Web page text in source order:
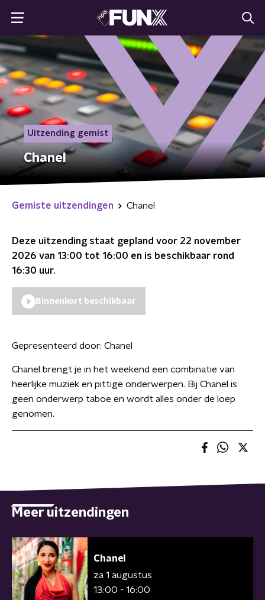
Uitzending gemist
Chanel
Gemiste uitzendingen Chanel
Deze uitzending staat gepland voor 22 november
2026 van 13:00 tot 16:00 en is beschikbaar rond
16:30 uur.
Binnenkort beschikbaar
Gepresenteerd door: Chanel
Chanel brengt je in het weekend een combinatie van
heerlijke muziek en pittige onderwerpen. Bij Chanel is
geen onderwerp taboe en wordt alles onder de loep
genomen.
Meer uitzendingen
Chanel
za 1 augustus
13:00 - 16:00